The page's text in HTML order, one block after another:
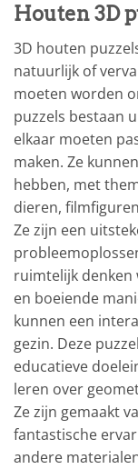
Houten 3D
3D houten
natuurlijk of
moeten worden
puzzels bestaan
elkaar moeten
maken. Ze
hebben, met
dieren,
Ze zijn een
ruimtelijk denken
en boeiende
kunnen een
gezin. Deze
educatieve
leren over
Ze zijn gemaakt
fantastische
andere